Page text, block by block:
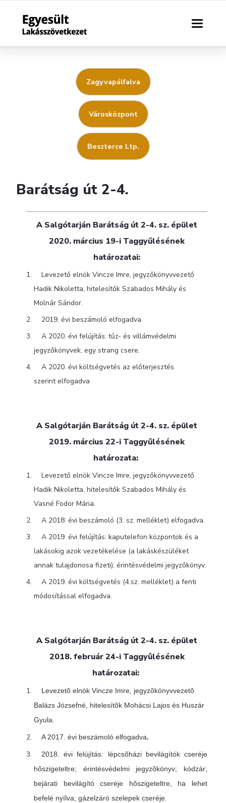
Zagyvapálfalva
Városközpont
Beszterce Ltp.
Barátság út 2-4.
A Salgótarján Barátság út 2-4. sz. épület
2020. március 19-i Taggyűlésének
határozatai:
Levezető elnök Vincze Imre, jegyzőkönyvvezető
Hadik Nikoletta, hitelesítők Szabados Mihály és
Molnár Sándor.
2019. évi beszámoló elfogadva.
A 2020. évi felújítás: tűz- és villámvédelmi
jegyzőkönyvek, egy strang csere.
A 2020. évi költségvetés az előterjesztés
szerint elfogadva
A Salgótarján Barátság út 2-4. sz. épület
2019. március 22-i Taggyűlésének
határozata:
Levezető elnök Vincze Imre, jegyzőkönyvvezető
Hadik Nikoletta, hitelesítők Szabados Mihály és
Vasné Fodor Mária.
A 2018. évi beszámoló (3. sz. melléklet) elfogadva.
A 2019. évi felújítás: kaputelefon központok és a
lakásokig azok vezetékelése (a lakáskészüléket
annak tulajdonosa fizeti); érintésvédelmi jegyzőkönyv.
A 2019. évi költségvetés (4.sz. melléklet) a fenti
módosítással elfogadva.
A Salgótarján Barátság út 2-4. sz. épület
2018. február 24-i Taggyûlésének
határozatai:
Levezetõ elnök Vincze Imre, jegyzõkönyvvezetõ
Balázs Józsefné, hitelesítõk Mohácsi Lajos és Huszár
Gyula
A 2017. évi beszámoló elfogadva.
2018. évi felújítás: lépcsõházi bevilágítók cseréje
hõszigeteltre; érintésvédelmi jegyzõkönyv; kódzár;
bejárati bevilágító cseréje hõszigeteltre, ha lehet
befelé nyílva; gázelzáró szelepek cseréje.